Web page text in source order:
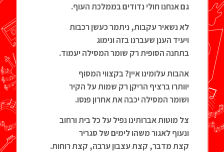
גם אנחנו חולי נדודים בממלכת העוף.
לא נשאיר עקבות, ניתמר כעשן רכבות
ויעיד הענן שעברנו בזה ונימוג
בתחנה הסופית רק שומר המסילה יעמוד.
אהבות עלומינו איין? בקצווי המסוף
יוותרו ברציף הריקן רק שמות על הקיר
ושומר המסילה יכבה את אחרון פנסו.
צל מוטות אברותינו נפיל על כל בית ורחוב
ונעוף לאגור משהו לימים של סגריר
קצת מדבר, קצת עצבון ערבה, קצת רוחות.